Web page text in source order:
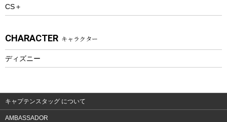
ウェルネス
ウェア、タオル
ウェア
CS＋
CHARACTER キャラクター
ディズニー
キャプテンスタッグ について
AMBASSADOR